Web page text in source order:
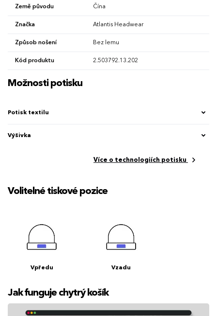
Země původu Čína
Značka Atlantis Headwear
Způsob nošení Bez lemu
Kód produktu 2.503792.13.202
Možnosti potisku
Potisk textilu
Výšivka
Více o technologiích potisku
Volitelné tiskové pozice
Vpředu Vzadu
Jak funguje chytrý košík